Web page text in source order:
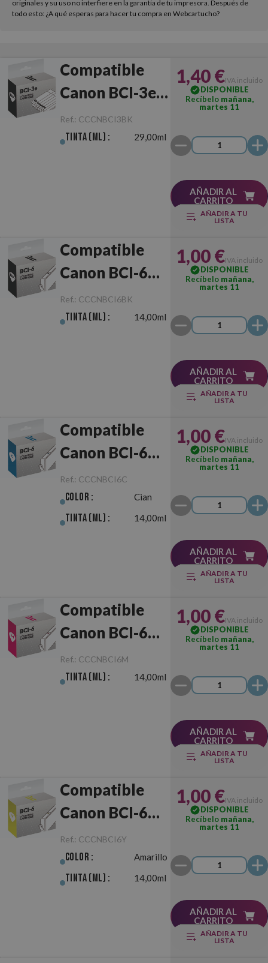
originales y su uso no interfiere en la garantía de tu impresora. Después de
todo esto: ¿A qué esperas para hacer tu compra en Webcartucho?
Compatible
Canon BCI-3e
Negro
Ref.: CCCNBCI3BK
Tinta (ml) : 29,00ml
1,40 €IVA incluido
DISPONIBLE
Recíbelo mañana,
martes 11
AÑADIR AL
CARRITO
AÑADIR A TU
LISTA
Compatible
Canon BCI-6
Negro
Ref.: CCCNBCI6BK
Tinta (ml) : 14,00ml
1,00 €IVA incluido
DISPONIBLE
Recíbelo mañana,
martes 11
AÑADIR AL
CARRITO
AÑADIR A TU
LISTA
Compatible
Canon BCI-6
Cian
Ref.: CCCNBCI6C
Color : Cian
Tinta (ml) : 14,00ml
1,00 €IVA incluido
DISPONIBLE
Recíbelo mañana,
martes 11
AÑADIR AL
CARRITO
AÑADIR A TU
LISTA
Compatible
Canon BCI-6
Magenta
Ref.: CCCNBCI6M
Tinta (ml) : 14,00ml
1,00 €IVA incluido
DISPONIBLE
Recíbelo mañana,
martes 11
AÑADIR AL
CARRITO
AÑADIR A TU
LISTA
Compatible
Canon BCI-6
Amarillo
Ref.: CCCNBCI6Y
Color : Amarillo
Tinta (ml) : 14,00ml
1,00 €IVA incluido
DISPONIBLE
Recíbelo mañana,
martes 11
AÑADIR AL
CARRITO
AÑADIR A TU
LISTA